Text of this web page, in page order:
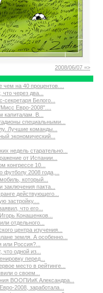
2008/06/07 =>
на 40 процентов....
через два...
Белого...
Евро-2008"....
капиталам. В...
специальными...
Лучшие команды...
экономический...
недель старательно...
от Испании...
конгрессе 10...
2008 года,...
который...
пакта...
действующего...
застройку....
что его...
Конашенков...
отдельного...
центра изучения...
земля. А особенно...
Россия?...
одной из...
перед...
место в рейтинге...
о своем...
ВООПИиК Александра...
2008, заработала...